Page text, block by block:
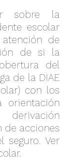
sobre la
escolar
de
de si la
del
de la DIAE
con los
orientación
de acciones
seguro. Ver